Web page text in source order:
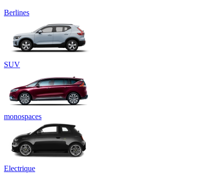
Berlines
SUV
monospaces
Electrique